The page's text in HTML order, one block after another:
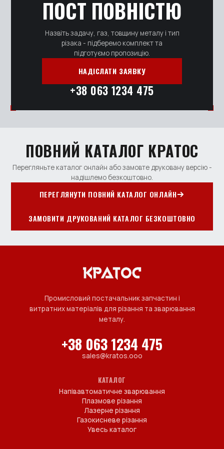
ПОСТ ПОВНІСТЮ
Назвіть задачу, газ, товщину металу і тип
різака - підберемо комплект та
підготуємо пропозицію.
НАДІСЛАТИ ЗАЯВКУ
+38 063 1234 475
ПОВНИЙ КАТАЛОГ КРАТОС
Перегляньте каталог онлайн або замовте друковану версію -
надішлемо безкоштовно.
ПЕРЕГЛЯНУТИ ПОВНИЙ КАТАЛОГ ОНЛАЙН
ЗАМОВИТИ ДРУКОВАНИЙ КАТАЛОГ БЕЗКОШТОВНО
Промисловий постачальник запчастин і
витратних матеріалів для різання та зварювання
металу.
+38 063 1234 475
sales@kratos.ooo
КАТАЛОГ
Напівавтоматичне зварювання
Плазмове різання
Лазерне різання
Газокисневе різання
Увесь каталог